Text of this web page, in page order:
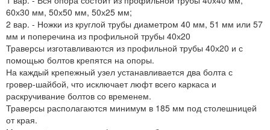
60х30 мм, 50х50 мм, 50х25 мм;
2 вар. - Ножки из круглой трубы диаметром 40 мм, 51 мм или 57
мм и поперечина из профильной трубы 40х20
Траверсы изготавливаются из профильной трубы 40х20 и с
помощью болтов крепятся на опоры.
На каждый крепежный узел устанавливается два болта с
гровер-шайбой, что исключает люфт всего каркаса и
раскручивание болтов со временем.
Траверсы располагаются минимум в 185 мм под столешницей
от края.